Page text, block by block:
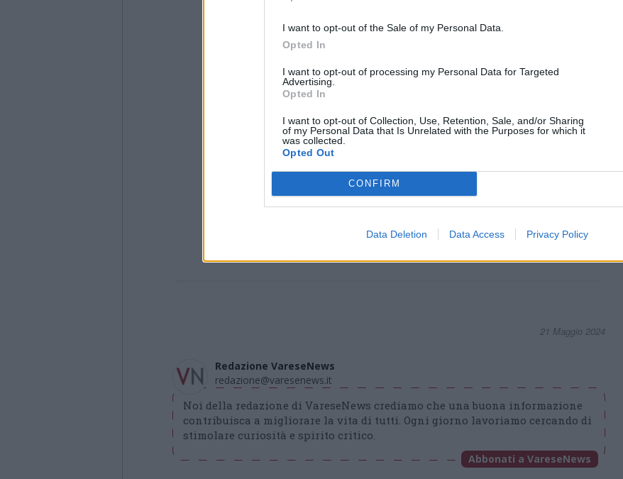
I want to opt-out of the Sale of my Personal Data.
Opted In
I want to opt-out of processing my Personal Data for Targeted
Advertising.
Opted In
I want to opt-out of Collection, Use, Retention, Sale, and/or Sharing
of my Personal Data that Is Unrelated with the Purposes for which it
was collected.
Opted Out
CONFIRM
Data Deletion Data Access Privacy Policy
21 Maggio 2024
Redazione VareseNews
redazione@varesenews.it
Noi della redazione di VareseNews crediamo che una buona informazione
contribuisca a migliorare la vita di tutti. Ogni giorno lavoriamo cercando di
stimolare curiosità e spirito critico.
Abbonati a VareseNews